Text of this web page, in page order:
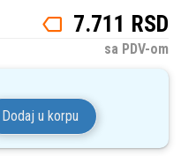
7.711 RSD
sa PDV-om
Dodaj u korpu